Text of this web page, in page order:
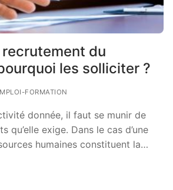
du
les solliciter ?
FORMATION
donnée, il faut se munir de
qu’elle exige. Dans le cas d’une
humaines constituent la…